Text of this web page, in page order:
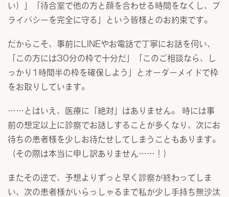
い）」「待合室で他の方と顔を合わせる時間をなくし、プ
ライバシーを完全に守る」という皆様とのお約束です。
だからこそ、事前にLINEやお電話で丁寧にお話を伺い、
「この方には30分の枠で十分だ」「このご相談なら、し
っかり1時間半の枠を確保しよう」とオーダーメイドで枠
をお取りしています。
……とはいえ、医療に「絶対」はありません。 時には事
前の想定以上に診察でお話しすることが多くなり、次にお
待ちの患者様を少しお待たせしてしまうこともあります。
（その際は本当に申し訳ありません……！）
またその逆で、予想よりずっと早く診察が終わってしま
い、次の患者様がいらっしゃるまで私が少し手持ち無沙汰